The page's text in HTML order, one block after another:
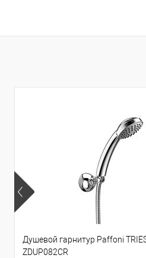
Душевой гарнитур Paffoni
ZDUP082CR